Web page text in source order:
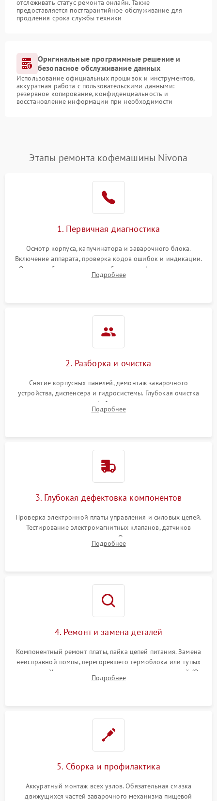
отслеживать статус ремонта онлайн. Также
предоставляется постгарантийное обслуживание для
продления срока службы техники
Оригинальные программные решение и
безопасное обслуживание данных
Использование официальных прошивок и инструментов,
аккуратная работа с пользовательскими данными:
резервное копирование, конфиденциальность и
восстановление информации при необходимости
Этапы ремонта кофемашины Nivona
1. Первичная диагностика
Осмотр корпуса, капучинатора и заварочного блока.
Включение аппарата, проверка кодов ошибок и индикации.
Оценка работы помпы, термоблока и кофемолки на слух.
Измерение температуры и давления воды для выявления
Подробнее
2. Разборка и очистка
Снятие корпусных панелей, демонтаж заварочного
устройства, диспенсера и гидросистемы. Глубокая очистка
внутренних узлов от кофейных масел, жмыха и накипи.
Промывка дренажных каналов и фильтров с использованием
Подробнее
3. Глубокая дефектовка компонентов
Проверка электронной платы управления и силовых цепей.
Тестирование электромагнитных клапанов, датчиков
температуры и расходомера. Оценка степени износа
жерновов кофемолки, уплотнительных колец гидросистемы
Подробнее
4. Ремонт и замена деталей
Компонентный ремонт платы, пайка цепей питания. Замена
неисправной помпы, перегоревшего термоблока или тупых
жерновов. Установка новых силиконовых уплотнителей (O-
ring) и тефлоновых трубок для надежного устранения
Подробнее
5. Сборка и профилактика
Аккуратный монтаж всех узлов. Обязательная смазка
движущихся частей заварочного механизма пищевой